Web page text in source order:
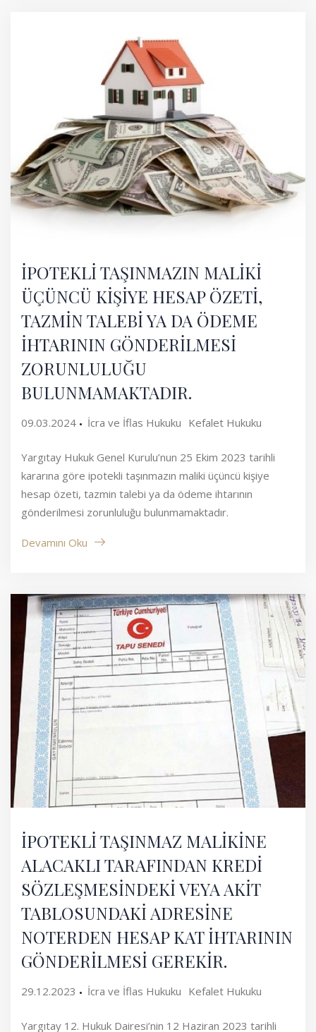
İPOTEKLİ TAŞINMAZIN MALİKİ
ÜÇÜNCÜ KİŞİYE HESAP ÖZETİ,
TAZMİN TALEBİ YA DA ÖDEME
İHTARININ GÖNDERİLMESİ
ZORUNLULUĞU
BULUNMAMAKTADIR.
09.03.2024 İcra ve İflas Hukuku Kefalet Hukuku
Yargıtay Hukuk Genel Kurulu’nun 25 Ekim 2023 tarihli
kararına göre ipotekli taşınmazın maliki üçüncü kişiye
hesap özeti, tazmin talebi ya da ödeme ihtarının
gönderilmesi zorunluluğu bulunmamaktadır.
Devamını Oku
İPOTEKLİ TAŞINMAZ MALİKİNE
ALACAKLI TARAFINDAN KREDİ
SÖZLEŞMESİNDEKİ VEYA AKİT
TABLOSUNDAKİ ADRESİNE
NOTERDEN HESAP KAT İHTARININ
GÖNDERİLMESİ GEREKİR.
29.12.2023 İcra ve İflas Hukuku Kefalet Hukuku
Yargıtay 12. Hukuk Dairesi’nin 12 Haziran 2023 tarihli